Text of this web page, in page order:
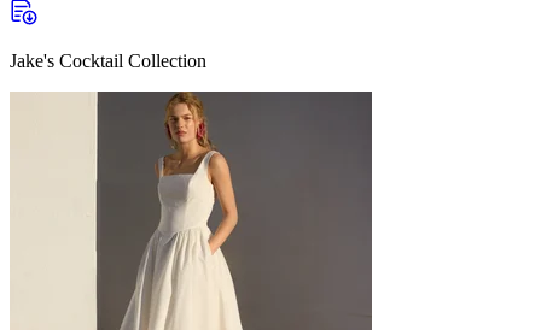
Jake's Cocktail Collection